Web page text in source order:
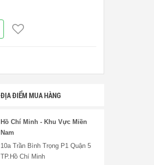
ĐỊA ĐIỂM MUA HÀNG
Hồ Chí Minh - Khu Vực Miền
Nam
10a Trần Bình Trọng P1 Quận 5
TP.Hồ Chí Minh